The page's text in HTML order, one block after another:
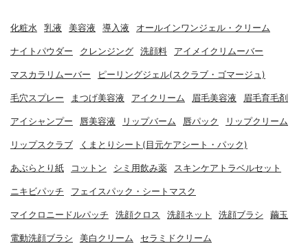
化粧水 乳液 美容液 導入液 オールインワンジェル・クリーム
ナイトパウダー クレンジング 洗顔料 アイメイクリムーバー
マスカラリムーバー ピーリングジェル(スクラブ・ゴマージュ)
毛穴スプレー まつげ美容液 アイクリーム 眉毛美容液 眉毛育毛剤
アイシャンプー 唇美容液 リップバーム 唇パック リップクリーム
リップスクラブ くまとりシート(目元ケアシート・パック)
あぶらとり紙 コットン シミ用飲み薬 スキンケアトラベルセット
ニキビパッチ フェイスパック・シートマスク
マイクロニードルパッチ 洗顔クロス 洗顔ネット 洗顔ブラシ 繭玉
電動洗顔ブラシ 美白クリーム セラミドクリーム